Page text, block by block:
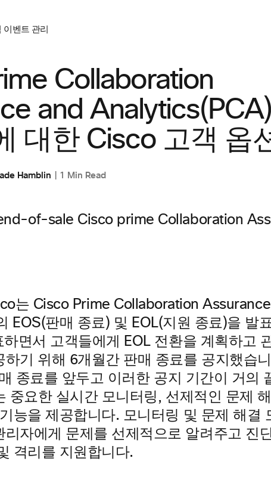
이벤트 관리
Collaboration
and
대한 Cisco 고객 옵
Hamblin 1 Min Read
는 Cisco Prime Collaboration
EOS(판매 종료) 및 EOL(지원 종료)을 발
하면서 고객들에게 EOL 전환을 계획하고
하기 위해 6개월간 판매 종료를 공지했습니
종료를 앞두고 이러한 공지 기간이 거의
중요한 실시간 모니터링, 선제적인 문제
능을 제공합니다. 모니터링 및 문제 해결
리자에게 문제를 선제적으로 알려주고 진
격리를 지원합니다.